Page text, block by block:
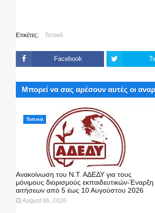
Ετικέτες: Τοπικά
Facebook
Μπορεί να σας αρέσουν αυτές οι
Τοπικά
Ανακοίνωση του Ν.Τ. ΑΔΕΔΥ για τους
μόνιμους διορισμούς εκπαιδευτικών-Έναρξη
αιτήσεων από 5 έως 10 Αυγούστου 2026
August 06, 2026